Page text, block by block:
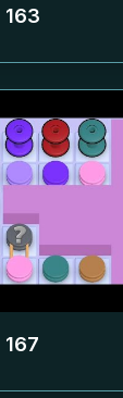
163
167